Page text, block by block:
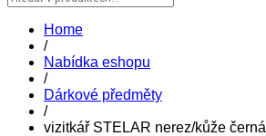
Home
/
Nabídka eshopu
/
Dárkové předměty
/
vizitkář STELAR nerez/kůže černá